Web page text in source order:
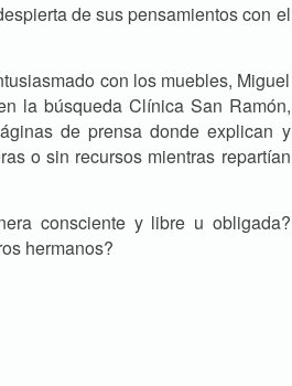
de sus pensamientos con el
con los muebles, Miguel
la búsqueda Clínica San Ramón,
de prensa donde explican y
o sin recursos mientras repartían
consciente y libre u obligada?
hermanos?